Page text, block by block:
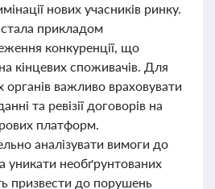
нових учасників ринку.
прикладом
конкуренції, що
кінцевих споживачів. Для
органів важливо враховувати
та ревізії договорів на
платформ.
аналізувати вимоги до
уникати необґрунтованих
призвести до порушень